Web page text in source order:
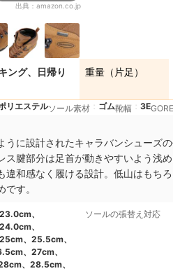
出典： amazon.co.jp
4+
ング、日帰り
重量（片足）
リエステルソール素材 ゴム靴幅 3E
うに設計されたキャラバンシューズ
ス腱部分は足首が動きやすいよう浅
違和感なく履ける設計。低山はもち
す。
、
、
、25.5cm、
、27cm、
、28.5cm、
ソールの張替え対応